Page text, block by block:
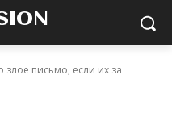
злое письмо, если их за